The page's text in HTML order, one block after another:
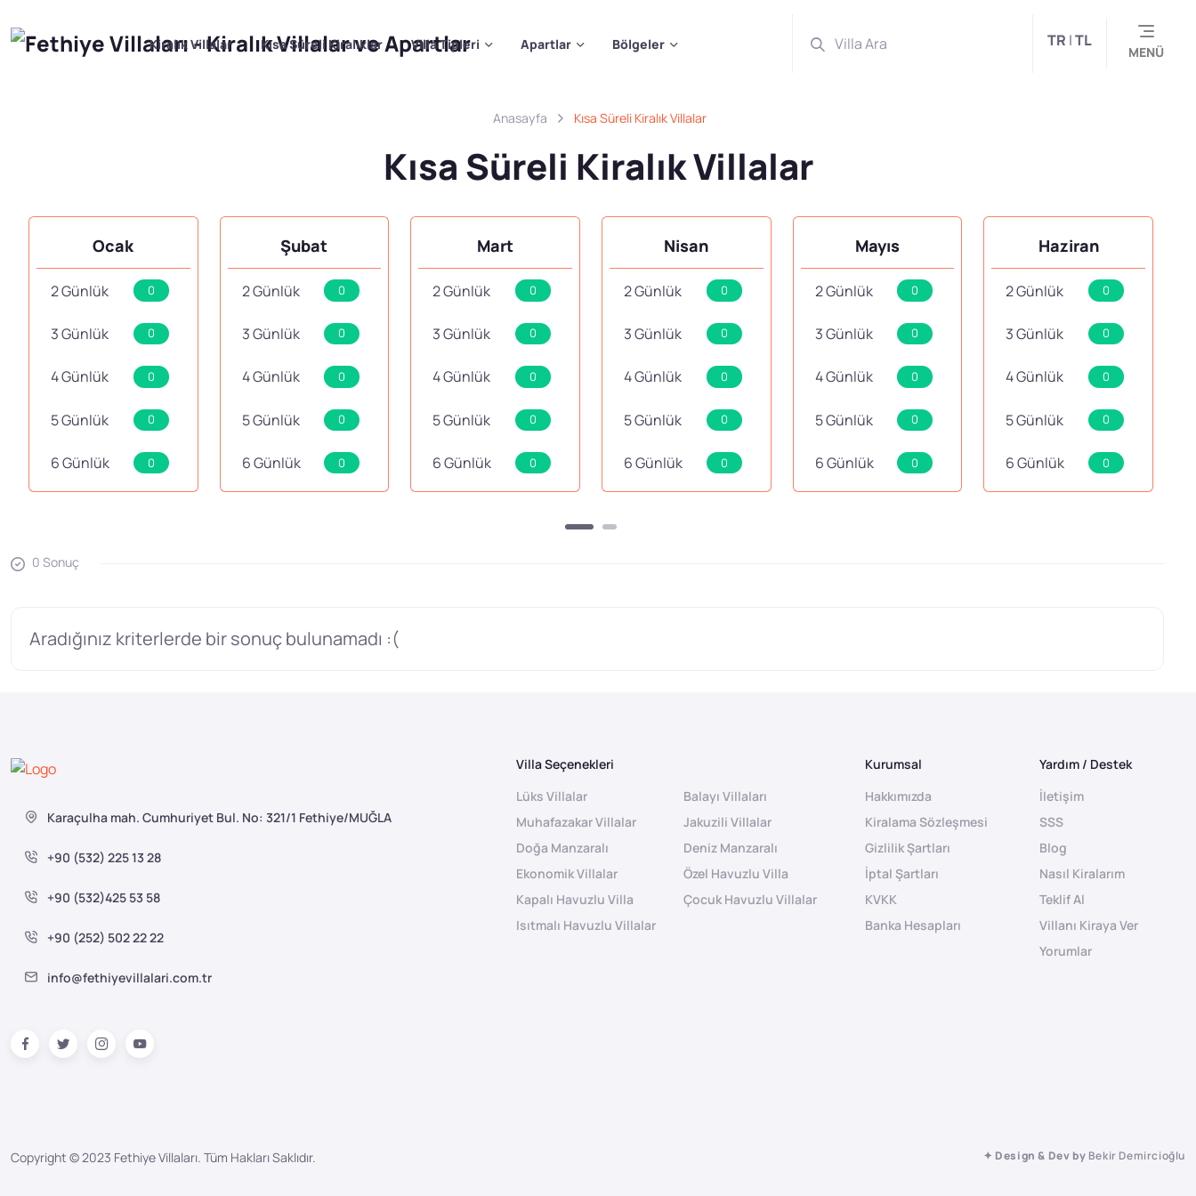
TR |TL
MENÜ
Kiralık Villalar Kısa Süreli Kiralıklar Villa Tipleri Apartlar Bölgeler
Anasayfa Kısa Süreli Kiralık Villalar
Kısa Süreli Kiralık Villalar
Ocak
2 Günlük 0
3 Günlük 0
4 Günlük 0
5 Günlük 0
6 Günlük 0
Şubat
2 Günlük 0
3 Günlük 0
4 Günlük 0
5 Günlük 0
6 Günlük 0
Mart
2 Günlük 0
3 Günlük 0
4 Günlük 0
5 Günlük 0
6 Günlük 0
Nisan
2 Günlük 0
3 Günlük 0
4 Günlük 0
5 Günlük 0
6 Günlük 0
Mayıs
2 Günlük 0
3 Günlük 0
4 Günlük 0
5 Günlük 0
6 Günlük 0
Haziran
2 Günlük 0
3 Günlük 0
4 Günlük 0
5 Günlük 0
6 Günlük 0
0 Sonuç
Aradığınız kriterlerde bir sonuç bulunamadı :(
Karaçulha mah. Cumhuriyet Bul. No: 321/1 Fethiye/MUĞLA
+90 (532) 225 13 28
+90 (532)425 53 58
+90 (252) 502 22 22
info@fethiyevillalari.com.tr
Villa Seçenekleri
Lüks Villalar
Balayı Villaları
Muhafazakar Villalar
Jakuzili Villalar
Doğa Manzaralı
Deniz Manzaralı
Ekonomik Villalar
Özel Havuzlu Villa
Kapalı Havuzlu Villa
Çocuk Havuzlu Villalar
Isıtmalı Havuzlu Villalar
Kurumsal
Hakkımızda
Kiralama Sözleşmesi
Gizlilik Şartları
İptal Şartları
KVKK
Banka Hesapları
Yardım / Destek
İletişim
SSS
Blog
Nasıl Kiralarım
Teklif Al
Villanı Kiraya Ver
Yorumlar
Copyright © 2023 Fethiye Villaları. Tüm Hakları Saklıdır. ✦ Design & Dev by Bekir Demircioğlu